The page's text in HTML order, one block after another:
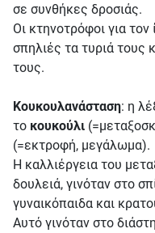
σε συνθήκες δροσιάς.
Οι κτηνοτρόφοι για
σπηλιές τα τυριά τους
τους.
Κουκουλανάσταση: η
το κουκούλι
(=εκτροφή, μεγάλωμα).
Η καλλιέργεια του
δουλειά, γινόταν στο
γυναικόπαιδα και
Αυτό γινόταν στο